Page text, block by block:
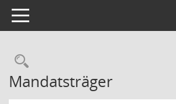
Toggle navigation
Rechercheauswahl
Mandatsträger